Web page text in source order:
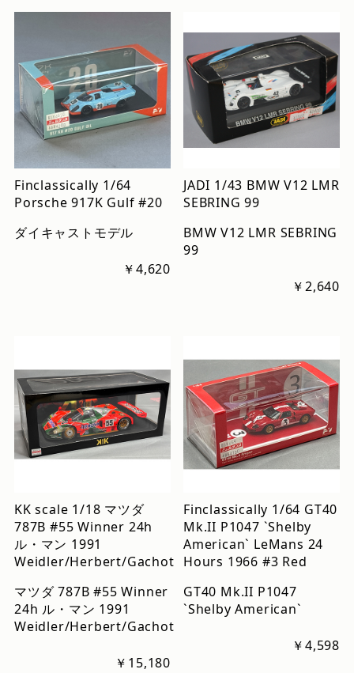
Finclassically 1/64
Porsche 917K Gulf #20
ダイキャストモデル
￥4,620
JADI 1/43 BMW V12 LMR
SEBRING 99
BMW V12 LMR SEBRING
99
￥2,640
KK scale 1/18 マツダ
787B #55 Winner 24h
ル・マン 1991
Weidler/Herbert/Gachot
マツダ 787B #55 Winner
24h ル・マン 1991
Weidler/Herbert/Gachot
￥15,180
Finclassically 1/64 GT40
Mk.II P1047 `Shelby
American` LeMans 24
Hours 1966 #3 Red
GT40 Mk.II P1047
`Shelby American`
￥4,598